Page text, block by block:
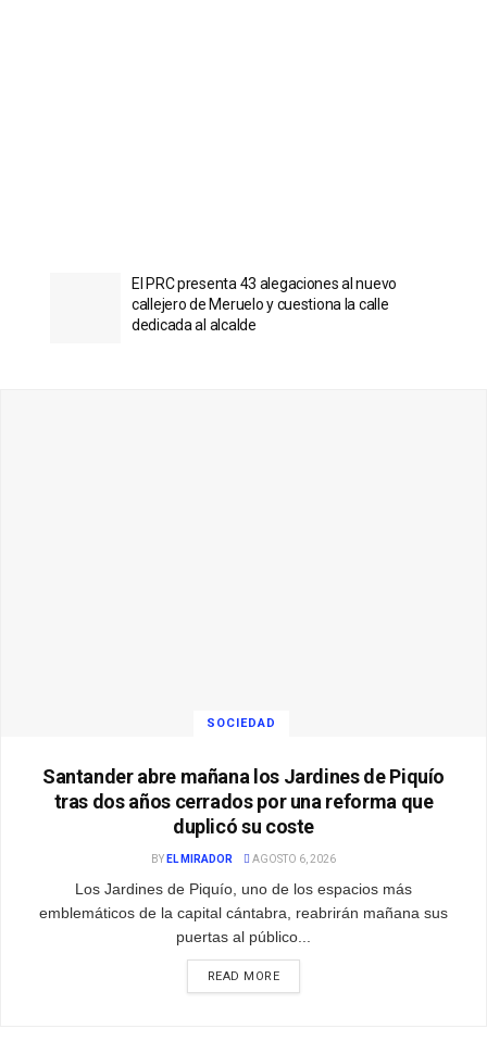
El PRC presenta 43 alegaciones al nuevo
callejero de Meruelo y cuestiona la calle
dedicada al alcalde
SOCIEDAD
Santander abre mañana los Jardines de Piquío
tras dos años cerrados por una reforma que
duplicó su coste
BY EL MIRADOR AGOSTO 6, 2026
Los Jardines de Piquío, uno de los espacios más
emblemáticos de la capital cántabra, reabrirán mañana sus
puertas al público...
READ MORE